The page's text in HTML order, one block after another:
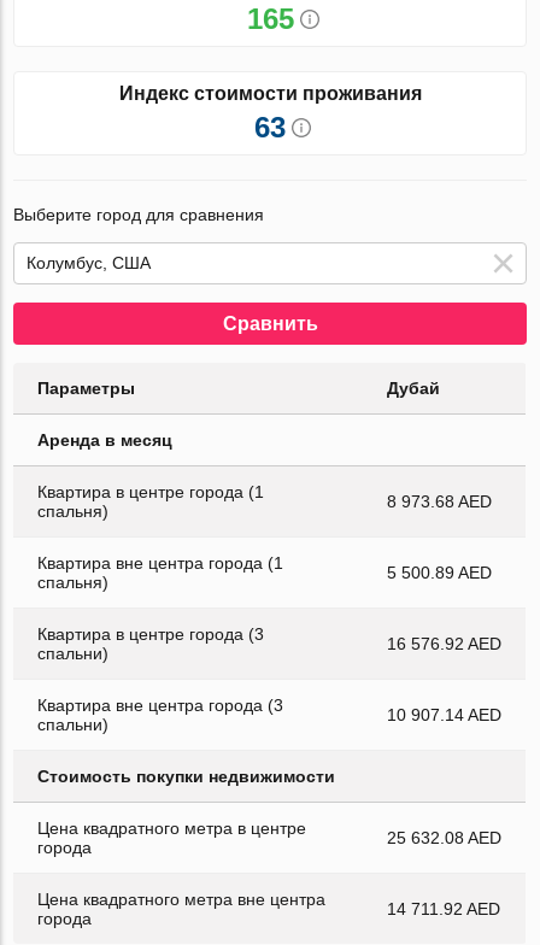
165
Индекс стоимости проживания
63
Выберите город для сравнения
Сравнить
Параметры Дубай
Аренда в месяц
Квартира в центре города (1
спальня)
8 973.68 AED
Квартира вне центра города (1
спальня)
5 500.89 AED
Квартира в центре города (3
спальни)
16 576.92 AED
Квартира вне центра города (3
спальни)
10 907.14 AED
Стоимость покупки недвижимости
Цена квадратного метра в центре
города
25 632.08 AED
Цена квадратного метра вне центра
города
14 711.92 AED